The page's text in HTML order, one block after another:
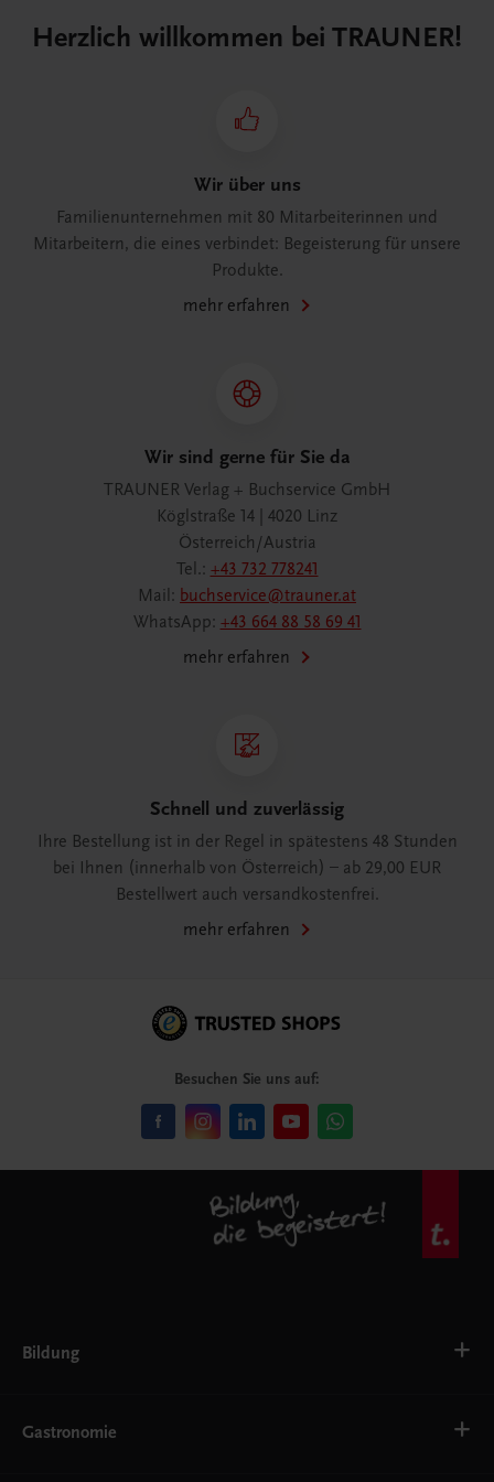
Herzlich willkommen bei TRAUNER!
Wir über uns
Familienunternehmen mit 80 Mitarbeiterinnen und
Mitarbeitern, die eines verbindet: Begeisterung für unsere
Produkte.
mehr erfahren
Wir sind gerne für Sie da
TRAUNER Verlag + Buchservice GmbH
Köglstraße 14 | 4020 Linz
Österreich/Austria
Tel.: +43 732 778241
Mail: buchservice@trauner.at
WhatsApp: +43 664 88 58 69 41
mehr erfahren
Schnell und zuverlässig
Ihre Bestellung ist in der Regel in spätestens 48 Stunden
bei Ihnen (innerhalb von Österreich) – ab 29,00 EUR
Bestellwert auch versandkostenfrei.
mehr erfahren
Besuchen Sie uns auf:
Bildung
Ernährung
Gastronomie